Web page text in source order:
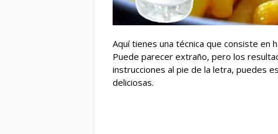
Aquí tienes una técnica que consiste en
Puede parecer extraño, pero los
instrucciones al pie de la letra, puedes
deliciosas.